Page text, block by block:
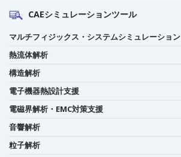
CAEシミュレーションツール
マルチフィジックス・システムシミュレーション
熱流体解析
構造解析
電子機器熱設計支援
電磁界解析・EMC対策支援
音響解析
粒子解析